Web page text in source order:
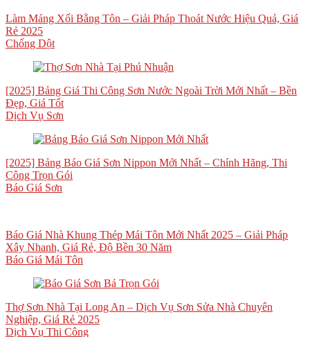
Làm Máng Xối Bằng Tôn – Giải Pháp Thoát Nước Hiệu Quả, Giá
Rẻ 2025
Chống Dột
[2025] Bảng Giá Thi Công Sơn Nước Ngoài Trời Mới Nhất – Bền
Đẹp, Giá Tốt
Dịch Vụ Sơn
[2025] Bảng Báo Giá Sơn Nippon Mới Nhất – Chính Hãng, Thi
Công Trọn Gói
Báo Giá Sơn
Báo Giá Nhà Khung Thép Mái Tôn Mới Nhất 2025 – Giải Pháp
Xây Nhanh, Giá Rẻ, Độ Bền 30 Năm
Báo Giá Mái Tôn
Thợ Sơn Nhà Tại Long An – Dịch Vụ Sơn Sửa Nhà Chuyên
Nghiệp, Giá Rẻ 2025
Dịch Vụ Thi Công